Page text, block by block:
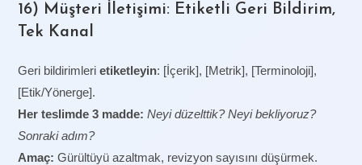
16) Müşteri İletişimi: Etiketli Geri Bildirim,
Tek Kanal
Geri bildirimlerietiketleyin: [İçerik], [Metrik], [Terminoloji],
[Etik/Yönerge].
Her teslimde 3 madde: Neyi düzelttik? Neyi bekliyoruz?
Sonraki adım?
Amaç: Gürültüyü azaltmak, revizyon sayısını düşürmek.